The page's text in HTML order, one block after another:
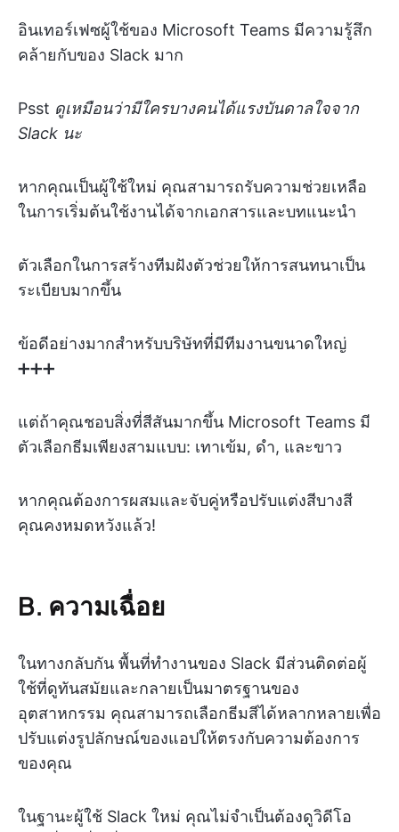
อินเทอร์เฟซผู้ใช้ของ Microsoft Teams มีความรู้สึก
คล้ายกับของ Slack มาก
Psst ดูเหมือนว่ามีใครบางคนได้แรงบันดาลใจจาก
Slack นะ
หากคุณเป็นผู้ใช้ใหม่ คุณสามารถรับความช่วยเหลือ
ในการเริ่มต้นใช้งานได้จากเอกสารและบทแนะนำ
ตัวเลือกในการสร้างทีมฝังตัวช่วยให้การสนทนาเป็น
ระเบียบมากขึ้น
ข้อดีอย่างมากสำหรับบริษัทที่มีทีมงานขนาดใหญ่
➕➕➕
แต่ถ้าคุณชอบสิ่งที่สีสันมากขึ้น Microsoft Teams มี
ตัวเลือกธีมเพียงสามแบบ: เทาเข้ม, ดำ, และขาว
หากคุณต้องการผสมและจับคู่หรือปรับแต่งสีบางสี
คุณคงหมดหวังแล้ว!
B. ความเฉื่อย
ในทางกลับกัน พื้นที่ทำงานของ Slack มีส่วนติดต่อผู้
ใช้ที่ดูทันสมัยและกลายเป็นมาตรฐานของ
อุตสาหกรรม คุณสามารถเลือกธีมสีได้หลากหลายเพื่อ
ปรับแต่งรูปลักษณ์ของแอปให้ตรงกับความต้องการ
ของคุณ
ในฐานะผู้ใช้ Slack ใหม่ คุณไม่จำเป็นต้องดูวิดีโอ